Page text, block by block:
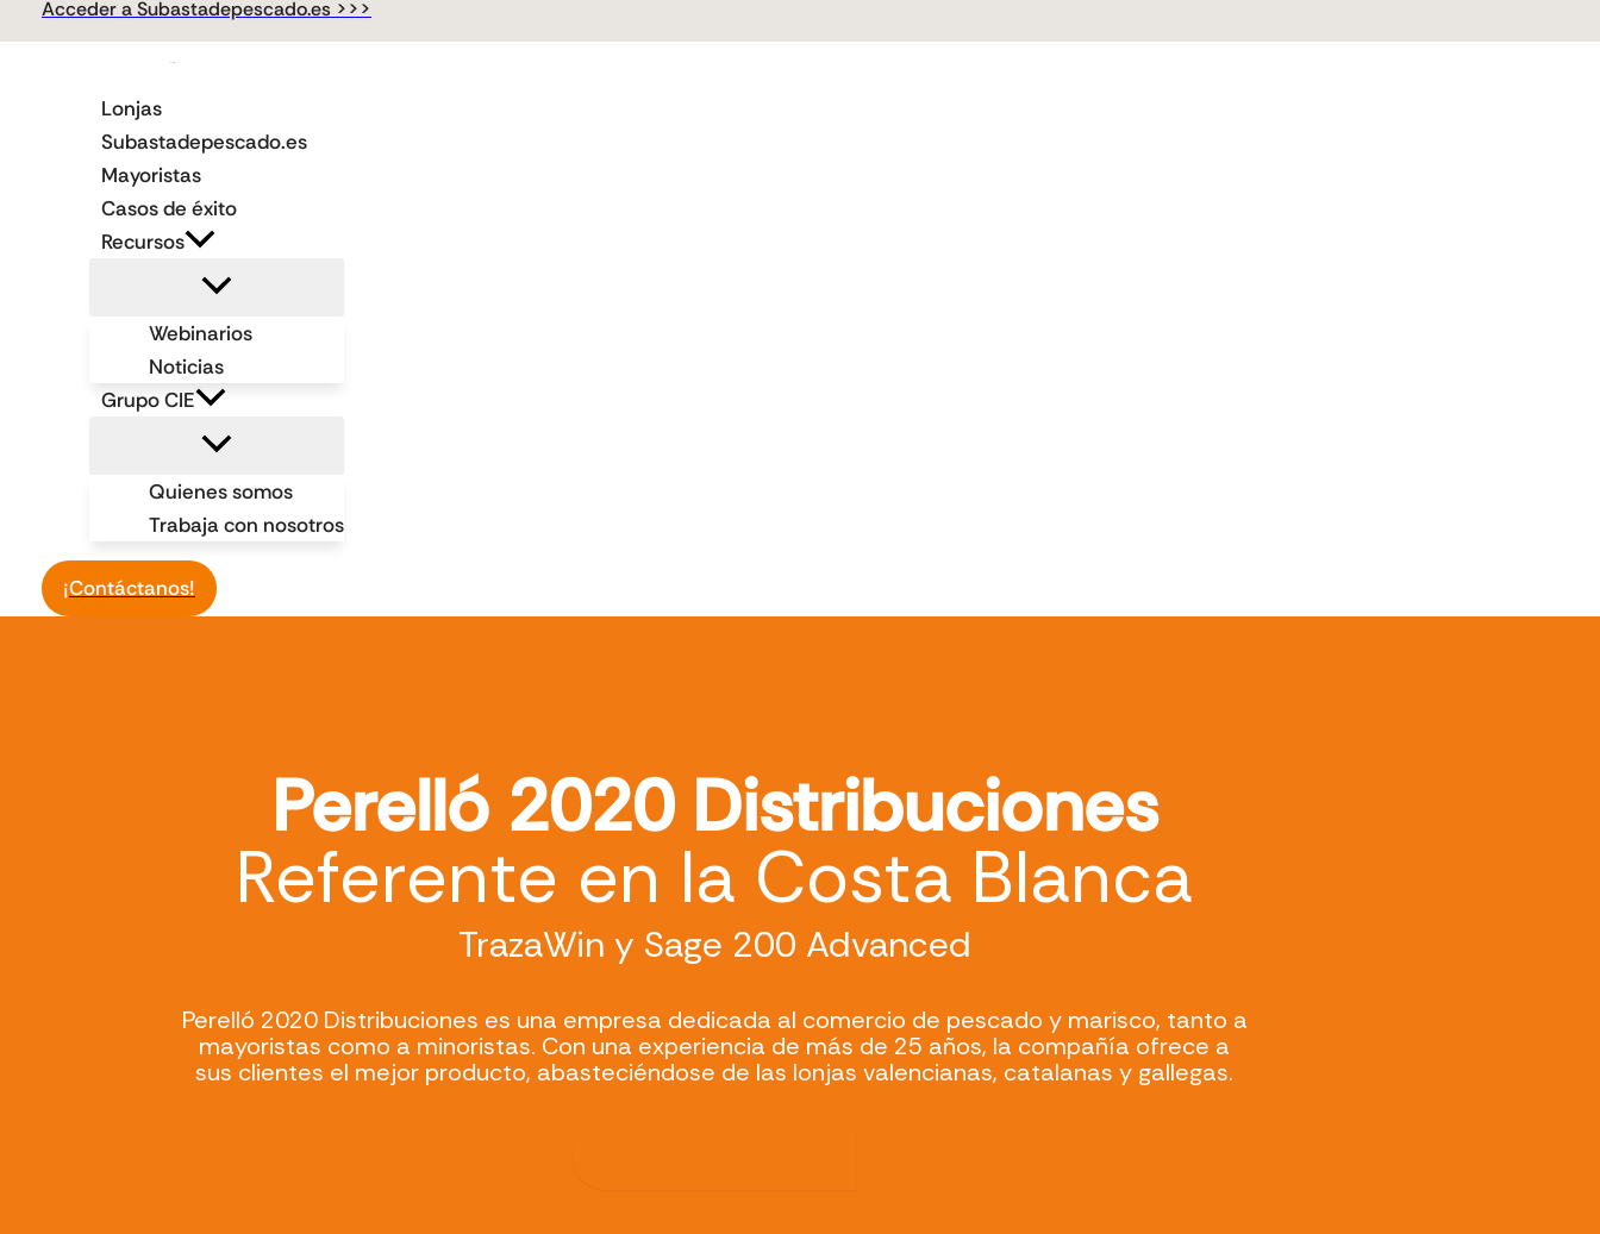
al
Acceder a Subastadepescado.es >>>
Lonjas
Subastadepescado.es
Mayoristas
Casos de éxito
Recursos
Webinarios
Noticias
Grupo CIE
Quienes somos
Trabaja con nosotros
¡Contáctanos!
Perelló 2020 Distribuciones
Referente en la Costa Blanca
TrazaWin y Sage 200 Advanced
Perelló 2020 Distribuciones es una empresa dedicada al comercio de pescado y marisco, tanto a
mayoristas como a minoristas. Con una experiencia de más de 25 años, la compañía ofrece a
sus clientes el mejor producto, abasteciéndose de las lonjas valencianas, catalanas y gallegas.